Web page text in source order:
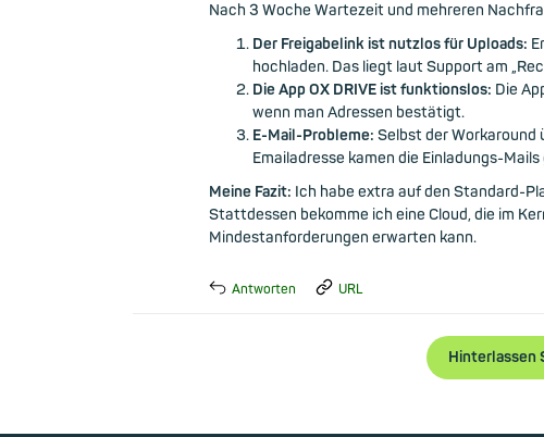
Nach 3 Woche Wartezeit und mehreren
Der Freigabelink ist nutzlos für Uploads:
hochladen. Das liegt laut Support am
Die App OX DRIVE ist funktionslos: Die
wenn man Adressen bestätigt.
E-Mail-Probleme: Selbst der Workaround
Emailadresse kamen die Einladungs-
Meine Fazit: Ich habe extra auf den Standard-
Stattdessen bekomme ich eine Cloud, die im
Mindestanforderungen erwarten kann.
Antworten URL
Hinterlassen